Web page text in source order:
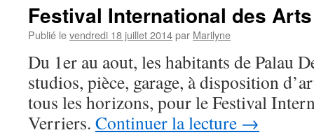
Festival International des
Publié levendredi 18 juillet 2014par Marilyne
Du 1er au aout, les habitants de Palau
studios, pièce, garage, à disposition
tous les horizons, pour le Festival
Verriers. Continuer la lecture →